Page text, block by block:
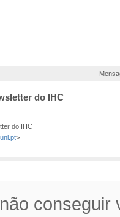
do IHC
do IHC
>
conseguir